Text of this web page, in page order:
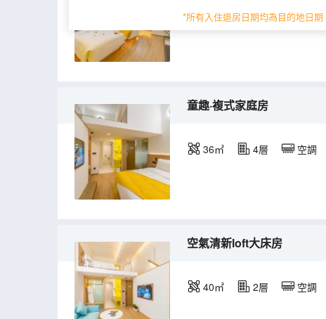
*所有入住退房日期均為目的地日期
32㎡ 4層 空調
童趣·複式家庭房
36㎡ 4層 空調
空氣清新loft大床房
40㎡ 2層 空調